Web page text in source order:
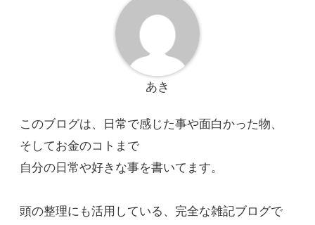
あき
このブログは、日常で感じた事や面白かった物、
そしてお金のコトまで
自分の日常や好きな事を書いてます。
頭の整理にも活用している、完全な雑記ブログで